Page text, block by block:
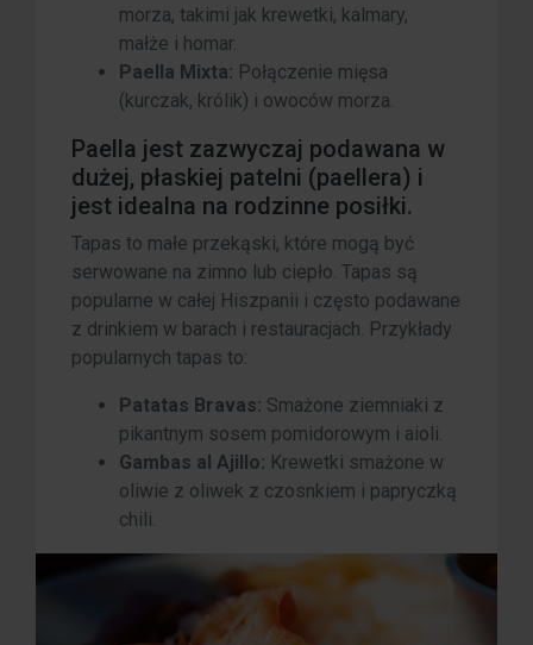
morza, takimi jak krewetki, kalmary,
małże i homar.
Paella Mixta: Połączenie mięsa
(kurczak, królik) i owoców morza.
Paella jest zazwyczaj podawana w
dużej, płaskiej patelni (paellera) i
jest idealna na rodzinne posiłki.
Tapas to małe przekąski, które mogą być
serwowane na zimno lub ciepło. Tapas są
popularne w całej Hiszpanii i często podawane
z drinkiem w barach i restauracjach. Przykłady
popularnych tapas to:
Patatas Bravas: Smażone ziemniaki z
pikantnym sosem pomidorowym i aioli.
Gambas al Ajillo: Krewetki smażone w
oliwie z oliwek z czosnkiem i papryczką
chili.